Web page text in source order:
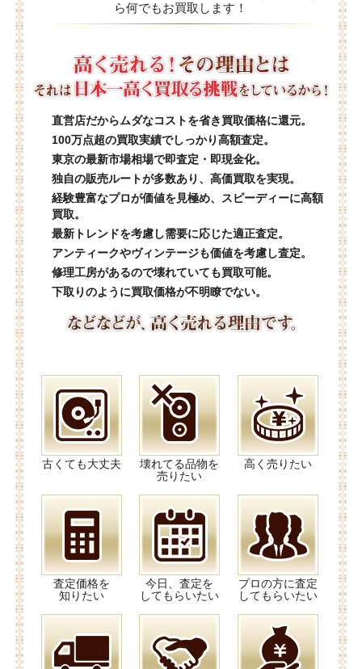
ら何でもお買取します！
直営店だからムダなコストを省き買取価格に還元。
100万点超の買取実績でしっかり高額査定。
東京の最新市場相場で即査定・即現金化。
独自の販売ルートが多数あり、高価買取を実現。
経験豊富なプロが価値を見極め、スピーディーに高額
買取。
最新トレンドを考慮し需要に応じた適正査定。
アンティークやヴィンテージも価値を考慮し査定。
修理工房があるので壊れていても買取可能。
下取りのように買取価格が不明瞭でない。
古くても大丈夫
壊れてる品物を
売りたい
高く売りたい
査定価格を
知りたい
今日、査定を
してもらいたい
プロの方に査定
してもらいたい